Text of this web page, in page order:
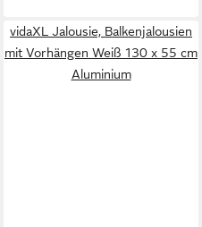
vidaXL Jalousie, Balkenjalousien
mit Vorhängen Weiß 130 x 55 cm
Aluminium